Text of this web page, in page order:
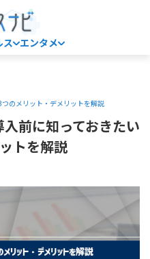
ス エンタメ
のメリット・デメリットを解説
前に知っておきたい
トを解説